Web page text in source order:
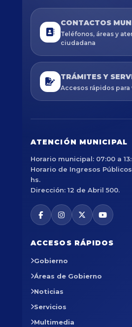
CONTACTOS
Teléfonos, áreas y
ciudadana
TRÁMITES Y
Accesos rápidos para
ATENCIÓN MUNICIPAL
Horario municipal: 07:00 a
Horario de Ingresos
hs.
Dirección: 12 de Abril 500.
ACCESOS RÁPIDOS
Gobierno
Áreas de Gobierno
Noticias
Servicios
Multimedia